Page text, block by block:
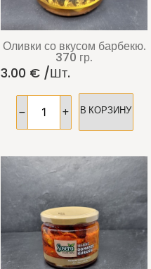
Оливки со вкусом барбекю.
370 гр.
3.00 € /шт.
В КОРЗИНУ